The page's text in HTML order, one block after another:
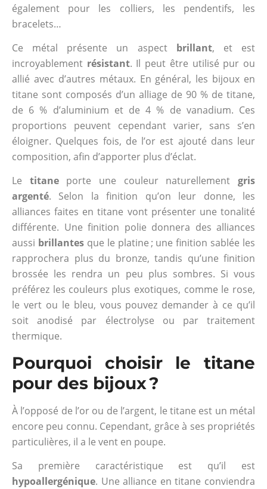
également pour les colliers, les pendentifs, les
bracelets…
Ce métal présente un aspect brillant, et est
incroyablement résistant. Il peut être utilisé pur ou
allié avec d’autres métaux. En général, les bijoux en
titane sont composés d’un alliage de 90 % de titane,
de 6 % d’aluminium et de 4 % de vanadium. Ces
proportions peuvent cependant varier, sans s’en
éloigner. Quelques fois, de l’or est ajouté dans leur
composition, afin d’apporter plus d’éclat.
Le titaneporte une couleur naturellementgris
argenté. Selon la finition qu’on leur donne, les
alliances faites en titane vont présenter une tonalité
différente. Une finition polie donnera des alliances
aussi brillantesque le platine ; une finition sablée les
rapprochera plus du bronze, tandis qu’une finition
brossée les rendra un peu plus sombres. Si vous
préférez les couleurs plus exotiques, comme le rose,
le vert ou le bleu, vous pouvez demander à ce qu’il
soit anodisé par électrolyse ou par traitement
thermique.
Pourquoi choisir le titane
pour des bijoux ?
À l’opposé de l’or ou de l’argent, le titane est un métal
encore peu connu. Cependant, grâce à ses propriétés
particulières, il a le vent en poupe.
Sa première caractéristique est qu’il est
hypoallergénique. Une alliance en titane conviendra